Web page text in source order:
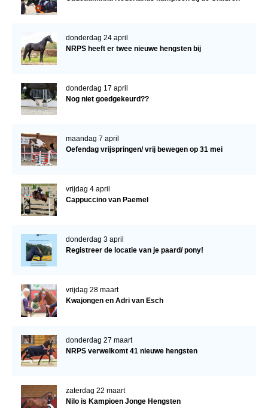
donderdag 24 april
NRPS heeft er twee nieuwe hengsten bij
donderdag 17 april
Nog niet goedgekeurd??
maandag 7 april
Oefendag vrijspringen/ vrij bewegen op 31 mei
vrijdag 4 april
Cappuccino van Paemel
donderdag 3 april
Registreer de locatie van je paard/ pony!
vrijdag 28 maart
Kwajongen en Adri van Esch
donderdag 27 maart
NRPS verwelkomt 41 nieuwe hengsten
zaterdag 22 maart
Nilo is Kampioen Jonge Hengsten